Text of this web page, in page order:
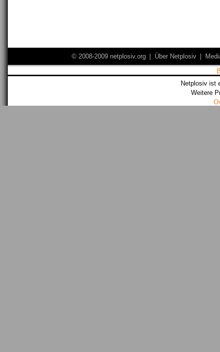
© 2008-2009 netplosiv.org Über Netplosiv
Netplosiv ist
Weitere